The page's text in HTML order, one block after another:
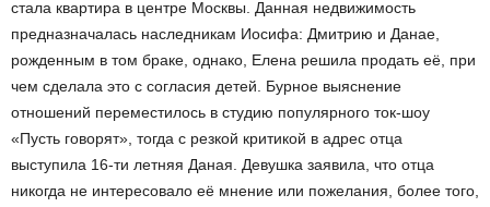
стала квартира в центре Москвы. Данная недвижимость
предназначалась наследникам Иосифа: Дмитрию и Данае,
рожденным в том браке, однако, Елена решила продать её, при
чем сделала это с согласия детей. Бурное выяснение
отношений переместилось в студию популярного ток-шоу
«Пусть говорят», тогда с резкой критикой в адрес отца
выступила 16-ти летняя Даная. Девушка заявила, что отца
никогда не интересовало её мнение или пожелания, более того,